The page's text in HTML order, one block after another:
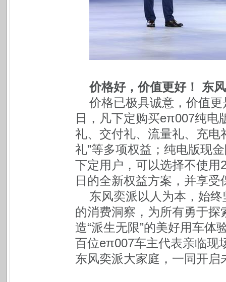
价格好，价值更好！ 东
价格已极具诚意，价值
日，凡下定购买eπ007纯电
礼、交付礼、流量礼、充电
礼”等多项权益；纯电版现
下定用户，可以选择不使用
日的全新权益方案，并享受
东风奕派以人为本，始
的消费洞察，为所有勇于
造“派生无限”的美好用车体
百位eπ007车主代表亲临现
东风奕派大家庭，一同开启